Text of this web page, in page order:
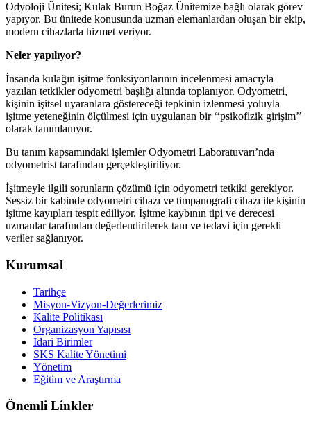
Odyoloji Ünitesi; Kulak Burun Boğaz Ünitemize bağlı olarak görev
yapıyor. Bu ünitede konusunda uzman elemanlardan oluşan bir ekip,
modern cihazlarla hizmet veriyor.
Neler yapılıyor?
İnsanda kulağın işitme fonksiyonlarının incelenmesi amacıyla
yazılan tetkikler odyometri başlığı altında toplanıyor. Odyometri,
kişinin işitsel uyaranlara göstereceği tepkinin izlenmesi yoluyla
işitme yeteneğinin ölçülmesi için uygulanan bir ‘‘psikofizik girişim’’
olarak tanımlanıyor.
Bu tanım kapsamındaki işlemler Odyometri Laboratuvarı’nda
odyometrist tarafından gerçekleştiriliyor.
İşitmeyle ilgili sorunların çözümü için odyometri tetkiki gerekiyor.
Sessiz bir kabinde odyometri cihazı ve timpanografi cihazı ile kişinin
işitme kayıpları tespit ediliyor. İşitme kaybının tipi ve derecesi
uzmanlar tarafından değerlendirilerek tanı ve tedavi için gerekli
veriler sağlanıyor.
Kurumsal
Tarihçe
Misyon-Vizyon-Değerlerimiz
Kalite Politikası
Organizasyon Yapısısı
İdari Birimler
SKS Kalite Yönetimi
Yönetim
Eğitim ve Araştırma
Önemli Linkler